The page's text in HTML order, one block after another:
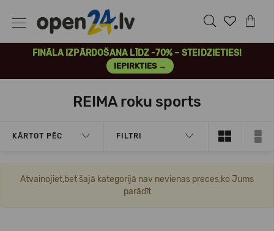
FINĀLA IZPĀRDOŠANA LĪDZ -70% – STEIDZIETIES!
IEPIRKTIES →
REIMA roku sports
KĀRTOT PĒC FILTRI
Atvainojiet,bet šajā kategorijā nav nevienas preces,ko Jums
parādīt